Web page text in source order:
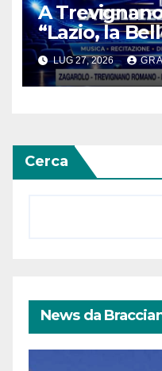
A
“Lazio, la
Talento”
LUG 27, 2026
Cerca
News da